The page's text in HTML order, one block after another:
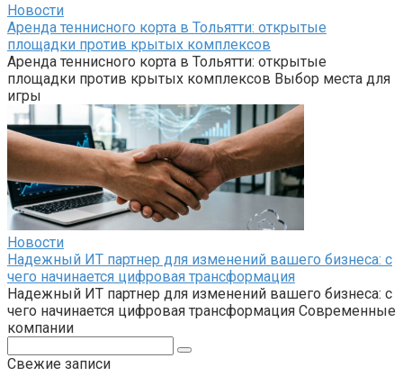
Новости
Аренда теннисного корта в Тольятти: открытые
площадки против крытых комплексов
Аренда теннисного корта в Тольятти: открытые
площадки против крытых комплексов Выбор места для
игры
Новости
Надежный ИТ партнер для изменений вашего бизнеса: с
чего начинается цифровая трансформация
Надежный ИТ партнер для изменений вашего бизнеса: с
чего начинается цифровая трансформация Современные
компании
Свежие записи